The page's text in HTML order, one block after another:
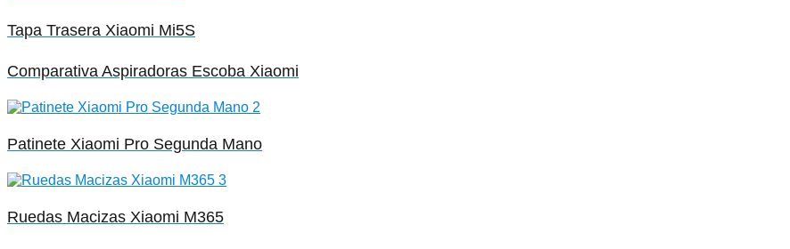
Tapa Trasera Xiaomi Mi5S
Comparativa Aspiradoras Escoba Xiaomi
Patinete Xiaomi Pro Segunda Mano
Ruedas Macizas Xiaomi M365